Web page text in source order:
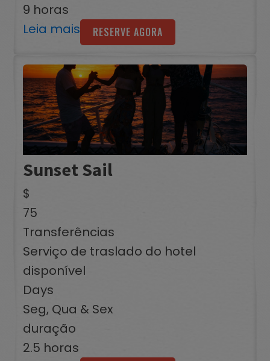
9 horas
Leia mais
RESERVE AGORA
Sunset Sail
$
75
Transferências
Serviço de traslado do hotel
disponível
Days
Seg, Qua & Sex
duração
2.5 horas